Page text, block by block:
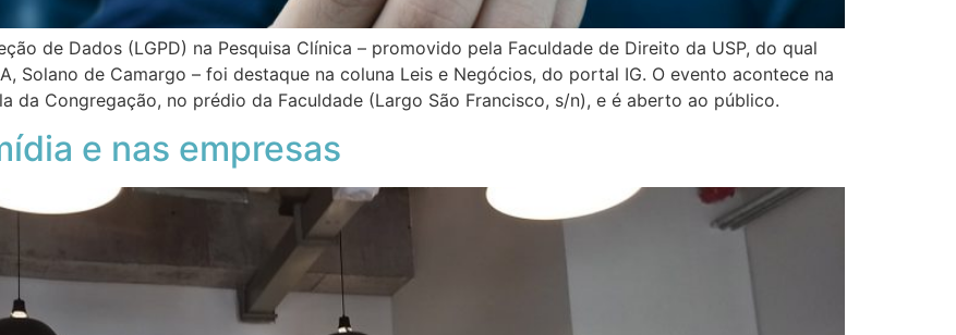
de Dados (LGPD) na Pesquisa Clínica – promovido pela Faculdade de Direito da USP, do qual
Solano de Camargo – foi destaque na coluna Leis e Negócios, do portal IG. O evento acontece na
da Congregação, no prédio da Faculdade (Largo São Francisco, s/n), e é aberto ao público.
e nas empresas